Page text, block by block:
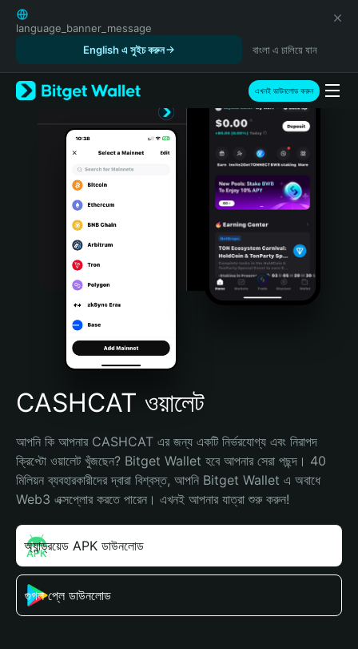
English
日本語
Русский
Español (Latinoamérica)
Türkçe
Português (Portugal)
Bahasa Indonesia
Português (Brasil)
Español (Argentina)
language_banner_message
English এ সুইচ করুন
বাংলা এ চালিয়ে যান
এখনই ডাউনলোড করুন
CASHCAT ওয়ালেট
আপনি কি আপনার CASHCAT এর জন্য একটি নির্ভরযোগ্য এবং নিরাপদ
ক্রিপ্টো ওয়ালেট খুঁজছেন? Bitget Wallet হবে আপনার সেরা পছন্দ। 40
মিলিয়ন ব্যবহারকারীদের দ্বারা বিশ্বস্ত, আপনি Bitget Wallet এ অবাধে
Web3 এক্সপ্লোর করতে পারেন। এখনই আপনার যাত্রা শুরু করুন!
অ্যান্ড্রয়েড APK ডাউনলোড
গুগল প্লে ডাউনলোড